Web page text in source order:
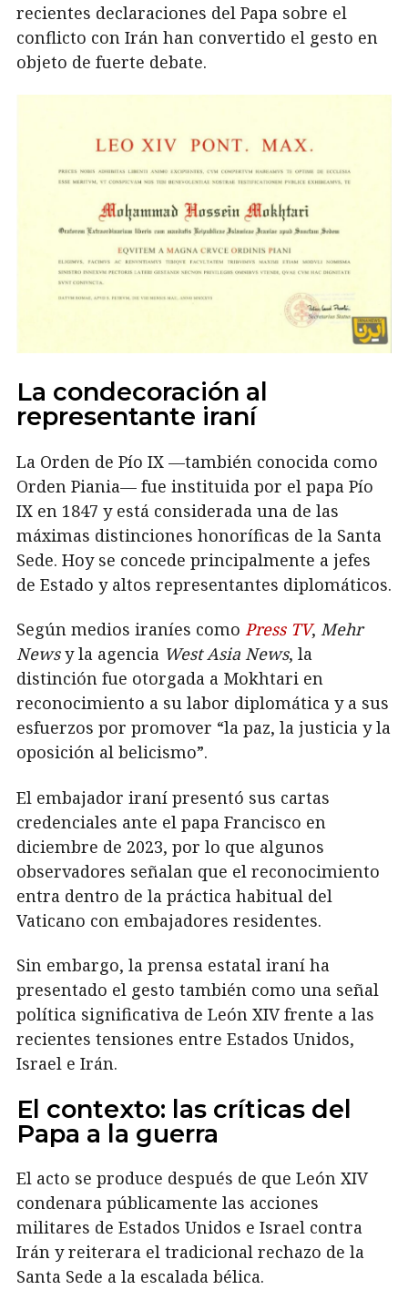
recientes declaraciones del Papa sobre el
conflicto con Irán han convertido el gesto en
objeto de fuerte debate.
La condecoración al
representante iraní
La Orden de Pío IX —también conocida como
Orden Piania— fue instituida por el papa Pío
IX en 1847 y está considerada una de las
máximas distinciones honoríficas de la Santa
Sede. Hoy se concede principalmente a jefes
de Estado y altos representantes diplomáticos.
Según medios iraníes como Press TV, Mehr
Newsy la agencia West Asia News, la
distinción fue otorgada a Mokhtari en
reconocimiento a su labor diplomática y a sus
esfuerzos por promover “la paz, la justicia y la
oposición al belicismo”.
El embajador iraní presentó sus cartas
credenciales ante el papa Francisco en
diciembre de 2023, por lo que algunos
observadores señalan que el reconocimiento
entra dentro de la práctica habitual del
Vaticano con embajadores residentes.
Sin embargo, la prensa estatal iraní ha
presentado el gesto también como una señal
política significativa de León XIV frente a las
recientes tensiones entre Estados Unidos,
Israel e Irán.
El contexto: las críticas del
Papa a la guerra
El acto se produce después de que León XIV
condenara públicamente las acciones
militares de Estados Unidos e Israel contra
Irán y reiterara el tradicional rechazo de la
Santa Sede a la escalada bélica.